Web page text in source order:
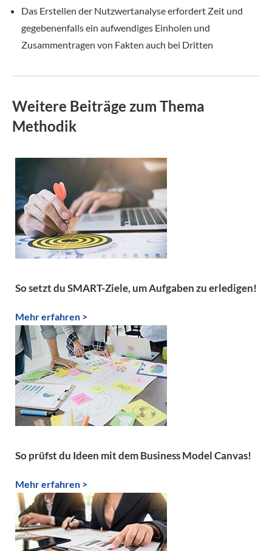
Das Erstellen der Nutzwertanalyse erfordert Zeit und
gegebenenfalls ein aufwendiges Einholen und
Zusammentragen von Fakten auch bei Dritten
Weitere Beiträge zum Thema
Methodik
So setzt du SMART-Ziele, um Aufgaben zu erledigen!
Mehr erfahren >
So prüfst du Ideen mit dem Business Model Canvas!
Mehr erfahren >